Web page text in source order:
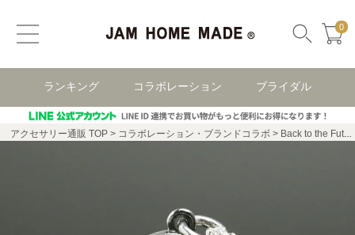
0
ランキング コラボレーション ブライダル
アクセサリー通販 TOP コラボレーション・ブランドコラボ Back to the Future（バック・トゥ・ザ・フューチャー）